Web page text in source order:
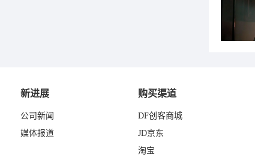
新进展
公司新闻
媒体报道
购买渠道
DF创客商城
JD京东
淘宝